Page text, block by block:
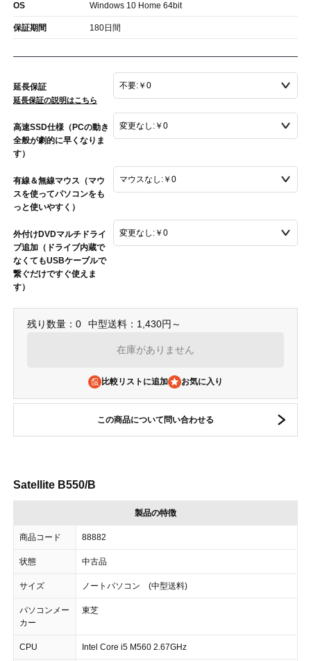
OS Windows 10 Home 64bit
保証期間 180日間
延長保証
延長保証の説明はこちら
高速SSD仕様（PCの動き
全般が劇的に早くなりま
す）
有線＆無線マウス（マウ
スを使ってパソコンをも
っと使いやすく）
外付けDVDマルチドライ
ブ追加（ドライブ内蔵で
なくてもUSBケーブルで
繋ぐだけですぐ使えま
す）
残り数量：0 中型送料：1,430円～
在庫がありません
比較リストに追加
この商品について問い合わせる
Satellite B550/B
製品の特徴
商品コード 88882
状態 中古品
サイズ ノートパソコン (中型送料)
パソコンメー
カー
東芝
CPU Intel Core i5 M560 2.67GHz